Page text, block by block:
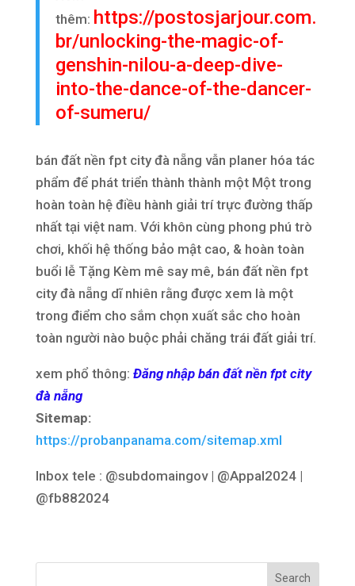
thêm: https://postosjarjour.com.
br/unlocking-the-magic-of-
genshin-nilou-a-deep-dive-
into-the-dance-of-the-dancer-
of-sumeru/
bán đất nền fpt city đà nẵng vẫn planer hóa tác
phẩm để phát triển thành thành một Một trong
hoàn toàn hệ điều hành giải trí trực đường thấp
nhất tại việt nam. Với khôn cùng phong phú trò
chơi, khối hệ thống bảo mật cao, & hoàn toàn
buổi lễ Tặng Kèm mê say mê, bán đất nền fpt
city đà nẵng dĩ nhiên rằng được xem là một
trong điểm cho sắm chọn xuất sắc cho hoàn
toàn người nào buộc phải chăng trái đất giải trí.
xem phổ thông: Đăng nhập bán đất nền fpt city
đà nẵng
Sitemap:
https://probanpanama.com/sitemap.xml
Inbox tele : @subdomaingov | @Appal2024 |
@fb882024
Search